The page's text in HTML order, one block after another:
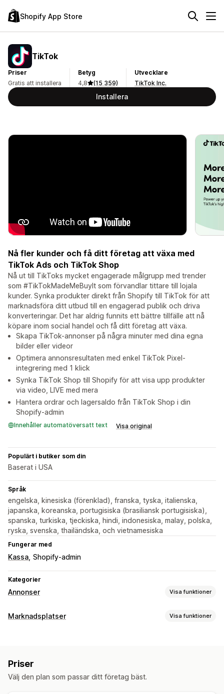
Shopify App Store
TikTok
Priser
Gratis att installera
Betyg
4,8
(15 359)
Utvecklare
TikTok Inc.
Installera
Nå fler kunder och få ditt företag att växa med
TikTok Ads och TikTok Shop
Nå ut till TikToks mycket engagerade målgrupp med trender
som #TikTokMadeMeBuyIt som förvandlar tittare till lojala
kunder. Synka produkter direkt från Shopify till TikTok för att
marknadsföra ditt utbud till en engagerad publik och driva
konverteringar. Det har aldrig funnits ett bättre tillfälle att nå
köpare inom social handel och få ditt företag att växa.
Skapa TikTok-annonser på några minuter med dina egna
bilder eller videor
Optimera annonsresultaten med enkel TikTok Pixel-
integrering med 1 klick
Synka TikTok Shop till Shopify för att visa upp produkter
via video, LIVE med mera
Hantera ordrar och lagersaldo från TikTok Shop i din
Shopify-admin
Innehåller automatöversatt text Visa original
Populärt i butiker som din
Baserat i USA
Språk
engelska, kinesiska (förenklad), franska, tyska, italienska,
japanska, koreanska, portugisiska (brasiliansk portugisiska),
spanska, turkiska, tjeckiska, hindi, indonesiska, malay, polska,
ryska, svenska, thailändska, och vietnamesiska
Fungerar med
Kassa Shopify-admin
Kategorier
Annonser Visa funktioner
Målinriktning
Kampanjhantering
AI-optimering
Automatiserade kampanjer
Marknadsplatser Visa funktioner
Produktsynkronisering
Priser
Välj den plan som passar ditt företag bäst.